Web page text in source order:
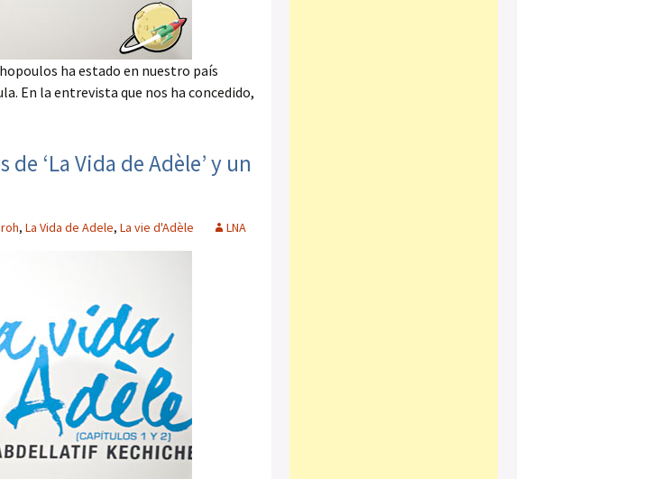
ha estado en nuestro país
En la entrevista que nos ha concedido,
‘La Vida de Adèle’ y un
, La Vida de Adele, La vie d'Adèle LNA